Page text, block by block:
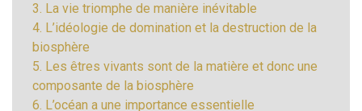
3. La vie triomphe de manière inévitable
4. L’idéologie de domination et la destruction de la
biosphère
5. Les êtres vivants sont de la matière et donc une
composante de la biosphère
6. L’océan a une importance essentielle